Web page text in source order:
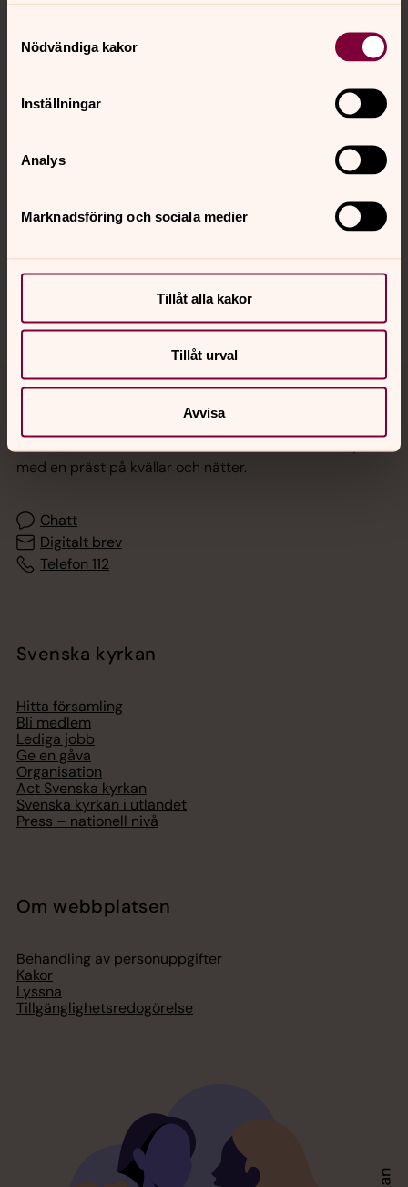
Nödvändiga kakor
Inställningar
Analys
Marknadsföring och sociala medier
Tillåt alla kakor
Tillåt urval
Avvisa
Kontakt
Sociala kanaler
med en präst på kvällar och nätter.
Chatt
Digitalt brev
Telefon 112
Svenska kyrkan
Hitta församling
Bli medlem
Lediga jobb
Ge en gåva
Organisation
Act Svenska kyrkan
Svenska kyrkan i utlandet
Press – nationell nivå
Om webbplatsen
Behandling av personuppgifter
Kakor
Lyssna
Tillgänglighetsredogörelse